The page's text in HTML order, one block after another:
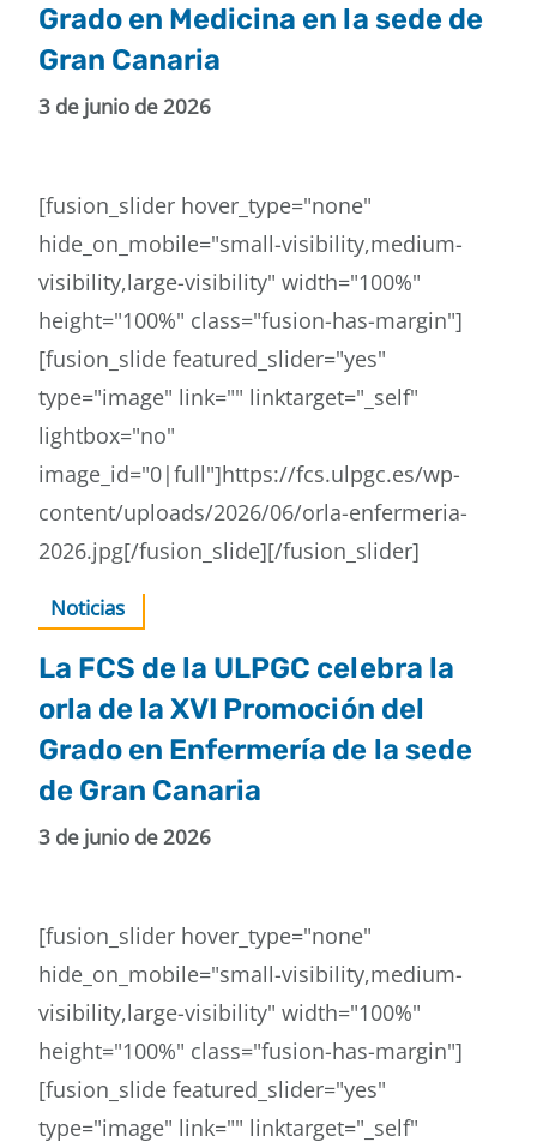
Grado en Medicina en la sede de
Gran Canaria
3 de junio de 2026
[fusion_slider hover_type="none"
hide_on_mobile="small-visibility,medium-
visibility,large-visibility" width="100%"
height="100%" class="fusion-has-margin"]
[fusion_slide featured_slider="yes"
type="image" link="" linktarget="_self"
lightbox="no"
image_id="0|full"]https://fcs.ulpgc.es/wp-
content/uploads/2026/06/orla-enfermeria-
2026.jpg[/fusion_slide][/fusion_slider]
Noticias
La FCS de la ULPGC celebra la
orla de la XVI Promoción del
Grado en Enfermería de la sede
de Gran Canaria
3 de junio de 2026
[fusion_slider hover_type="none"
hide_on_mobile="small-visibility,medium-
visibility,large-visibility" width="100%"
height="100%" class="fusion-has-margin"]
[fusion_slide featured_slider="yes"
type="image" link="" linktarget="_self"